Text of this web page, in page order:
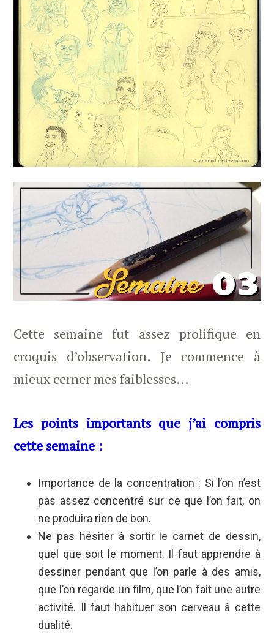
Cette semaine fut assez prolifique en
croquis d’observation. Je commence à
mieux cerner mes faiblesses…
Les points importants que j’ai compris
cette semaine :
Importance de la concentration : Si l’on n’est
pas assez concentré sur ce que l’on fait, on
ne produira rien de bon.
Ne pas hésiter à sortir le carnet de dessin,
quel que soit le moment. Il faut apprendre à
dessiner pendant que l’on parle à des amis,
que l’on regarde un film, que l’on fait une autre
activité. Il faut habituer son cerveau à cette
dualité.